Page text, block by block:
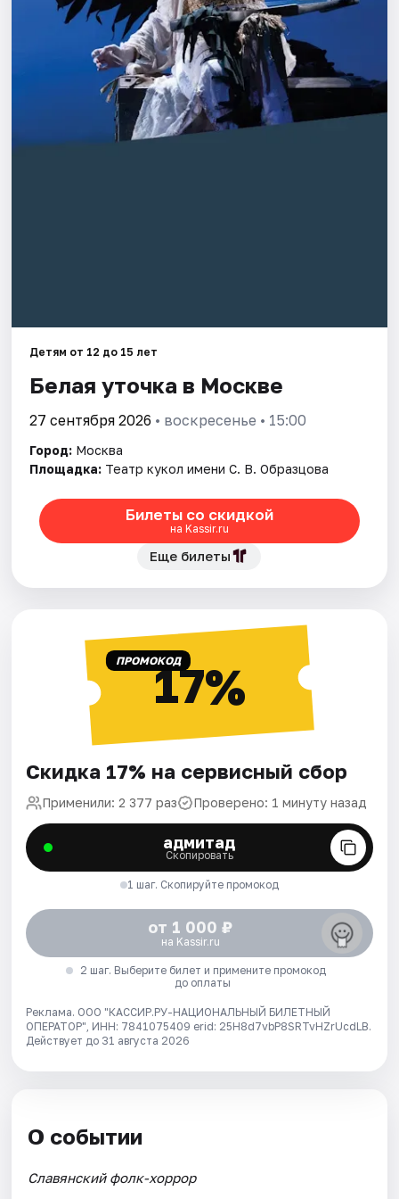
Детям от 12 до 15 лет
Белая уточка в Москве
27 сентября 2026 • воскресенье • 15:00
Город: Москва
Площадка: Театр кукол имени С. В. Образцова
Билеты со скидкой
на Kassir.ru
Еще билеты
ПРОМОКОД17%
Скидка 17% на сервисный сбор
Применили: 2 377 раз Проверено: 1 минуту назад
адмитад
Скопировать
1 шаг. Скопируйте промокод
от 1 000 ₽
на Kassir.ru
2 шаг. Выберите билет и примените промокод
до оплаты
Реклама. ООО "КАССИР.РУ-НАЦИОНАЛЬНЫЙ БИЛЕТНЫЙ
ОПЕРАТОР", ИНН: 7841075409 erid: 25H8d7vbP8SRTvHZrUcdLB.
Действует до 31 августа 2026
О событии
Славянский фолк-хоррор